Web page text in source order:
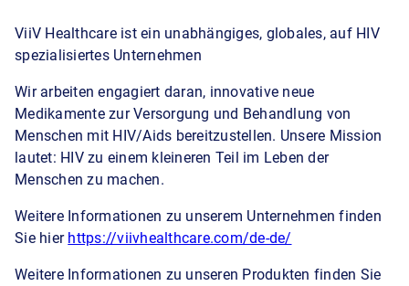
ViiV Healthcare ist ein unabhängiges, globales, auf HIV
spezialisiertes Unternehmen
Wir arbeiten engagiert daran, innovative neue
Medikamente zur Versorgung und Behandlung von
Menschen mit HIV/Aids bereitzustellen. Unsere Mission
lautet: HIV zu einem kleineren Teil im Leben der
Menschen zu machen.
Weitere Informationen zu unserem Unternehmen finden
Sie hier https://viivhealthcare.com/de-de/
Weitere Informationen zu unseren Produkten finden Sie